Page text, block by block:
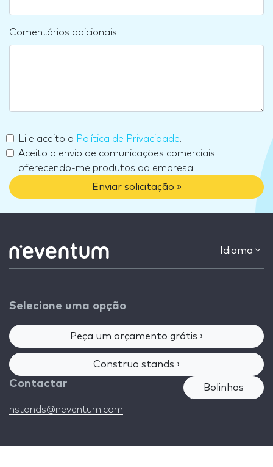
Comentários adicionais
Li e aceito o Política de Privacidade.
Aceito o envio de comunicações comerciais
oferecendo-me produtos da empresa.
Enviar solicitação »
Idioma
Selecione uma opção
Peça um orçamento grátis ›
Construo stands ›
Contactar
nstands@neventum.com
Bolinhos